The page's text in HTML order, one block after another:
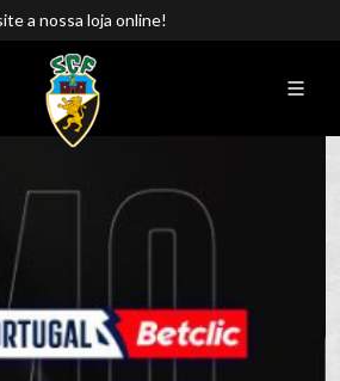
a nossa loja online!